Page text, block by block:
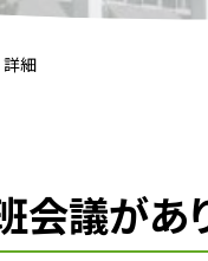
詳細
会議があ